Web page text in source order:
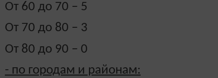
От 60 до 70 – 5
От 70 до 80 – 3
От 80 до 90 – 0
- по городам и районам: